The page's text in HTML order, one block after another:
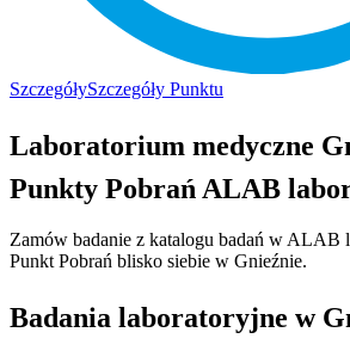
SzczegółySzczegóły Punktu
Laboratorium medyczne
Punkty Pobrań ALAB
Zamów badanie z katalogu badań w ALAB
Punkt Pobrań blisko siebie w Gnieźnie.
Badania laboratoryjne w